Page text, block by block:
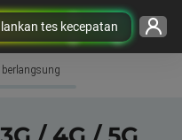
tes kecepatan
berlangsung